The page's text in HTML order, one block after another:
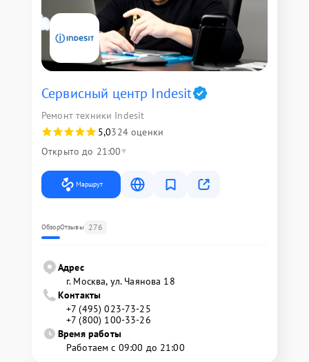
Сервисный центр Indesit
Ремонт техники Indesit
5,0324 оценки
Открыто до 21:00
Маршрут
ОбзорОтзывы 276
Адрес
г. Москва, ул. Чаянова 18
Контакты
+7 (495) 023-73-25
+7 (800) 100-33-26
Время работы
Работаем с 09:00 до 21:00